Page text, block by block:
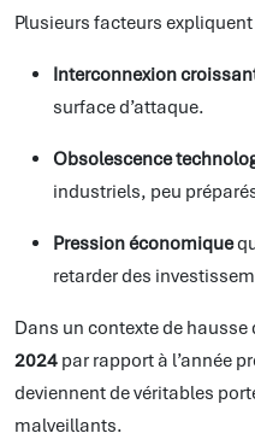
Plusieurs facteurs
Interconnexion
surface d’attaque.
Obsolescence
industriels, peu
Pression économique
retarder des
Dans un contexte de hausse
2024 par rapport à l’année
deviennent de véritables
malveillants.